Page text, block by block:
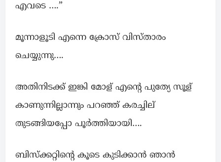
എവടെ ….”
മൂന്നാളൂടി എന്നെ ക്രോസ് വിസ്താരം
ചെയ്യുന്നു….
അതിനിടക്ക് ഇങ്കി മോള് എൻ്റെ പുത്യേ സൂള്
കാണുന്നില്ലാന്നും പറഞ്ഞ് കരച്ചില്
തുടങ്ങിയപ്പോ പൂർത്തിയായി….
ബിസ്ക്കറ്റിൻ്റെ കൂടെ കുടിക്കാൻ ഞാൻ